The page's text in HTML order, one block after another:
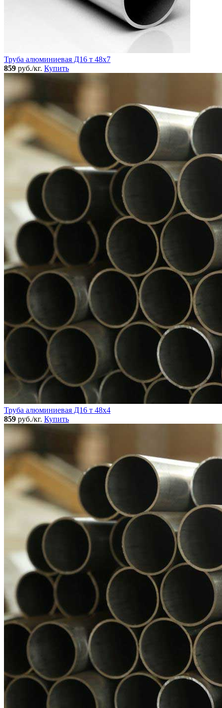
Труба алюминиевая Д16 т 48х7
859 руб./кг. Купить
Труба алюминиевая Д16 т 48х4
859 руб./кг. Купить